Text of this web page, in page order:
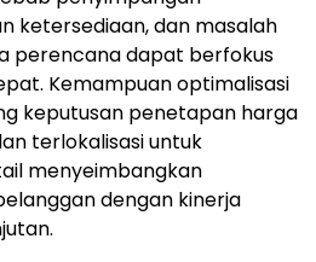
ketersediaan, dan masalah
perencana dapat berfokus
Kemampuan optimalisasi
keputusan penetapan harga
terlokalisasi untuk
menyeimbangkan
dengan kinerja